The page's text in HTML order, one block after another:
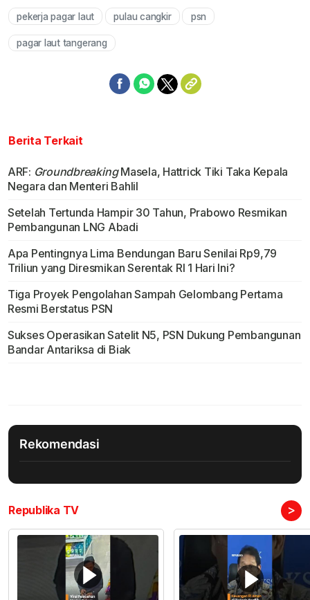
pekerja pagar laut pulau cangkir psn
pagar laut tangerang
Berita Terkait
ARF: GroundbreakingMasela, Hattrick Tiki Taka Kepala
Negara dan Menteri Bahlil
Setelah Tertunda Hampir 30 Tahun, Prabowo Resmikan
Pembangunan LNG Abadi
Apa Pentingnya Lima Bendungan Baru Senilai Rp9,79
Triliun yang Diresmikan Serentak RI 1 Hari Ini?
Tiga Proyek Pengolahan Sampah Gelombang Pertama
Resmi Berstatus PSN
Sukses Operasikan Satelit N5, PSN Dukung Pembangunan
Bandar Antariksa di Biak
Rekomendasi
Republika TV >